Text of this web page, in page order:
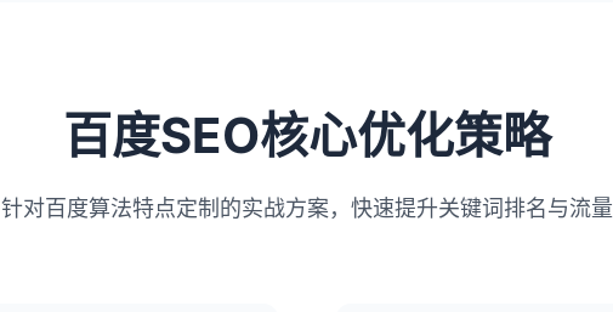
百度SEO核心优化策略
针对百度算法特点定制的实战方案，快速提升关键词排名与流量